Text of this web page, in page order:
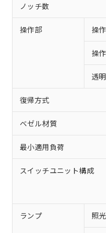
ノッチ数
操作部 操
操
透
復帰方式
ベゼル材質
最小適用負荷
スイッチユニット構成
ランプ 照